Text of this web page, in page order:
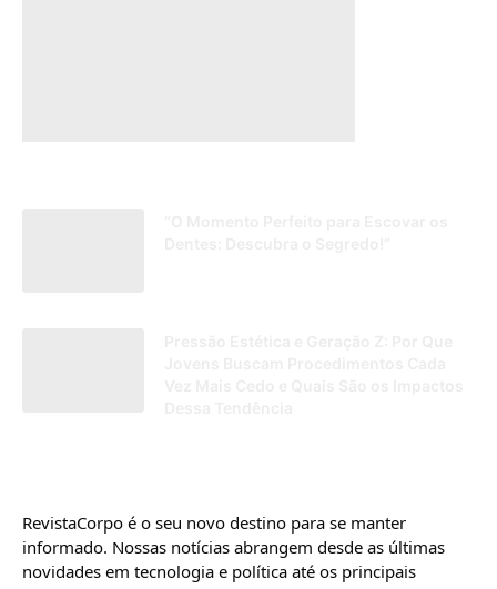
RevistaCorpo é o seu novo destino para se manter
informado. Nossas notícias abrangem desde as últimas
novidades em tecnologia e política até os principais